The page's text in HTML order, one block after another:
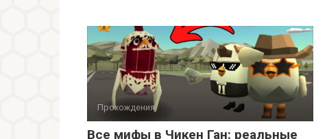
Прохождения
Все мифы в Чикен Ган: реальные